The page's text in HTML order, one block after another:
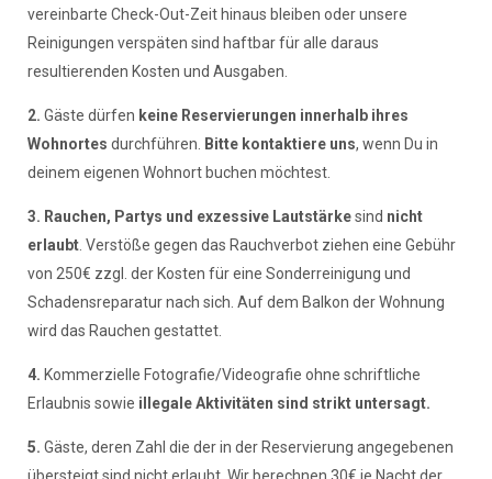
vereinbarte Check-Out-Zeit hinaus bleiben oder unsere
Reinigungen verspäten sind haftbar für alle daraus
resultierenden Kosten und Ausgaben.
2. Gäste dürfen keine Reservierungen innerhalb ihres
Wohnortes durchführen. Bitte kontaktiere uns, wenn Du in
deinem eigenen Wohnort buchen möchtest.
3. Rauchen, Partys und exzessive Lautstärkesind nicht
erlaubt. Verstöße gegen das Rauchverbot ziehen eine Gebühr
von 250€ zzgl. der Kosten für eine Sonderreinigung und
Schadensreparatur nach sich. Auf dem Balkon der Wohnung
wird das Rauchen gestattet.
4. Kommerzielle Fotografie/Videografie ohne schriftliche
Erlaubnis sowie illegale Aktivitäten sind strikt untersagt.
5. Gäste, deren Zahl die der in der Reservierung angegebenen